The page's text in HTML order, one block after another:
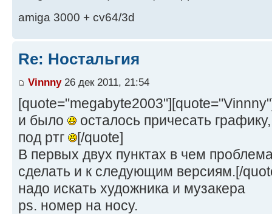
amiga 3000 + cv64/3d
Re: Ностальгия
Vinnny26 дек 2011, 21:54
и было
осталось причесать
под ртг
[/quote]
В первых двух пунктах в чем
сделать и к следующим версиям.[/
надо искать художника и музакера
ps. номер на носу.